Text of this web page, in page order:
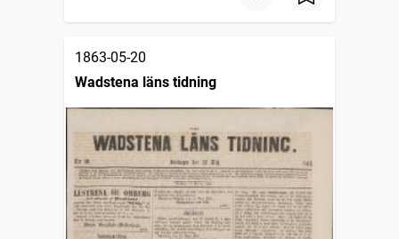
1863-05-20
Wadstena läns tidning